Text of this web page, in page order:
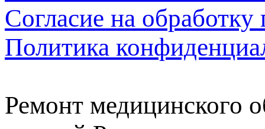
Согласие на
Политика
Ремонт медицинского